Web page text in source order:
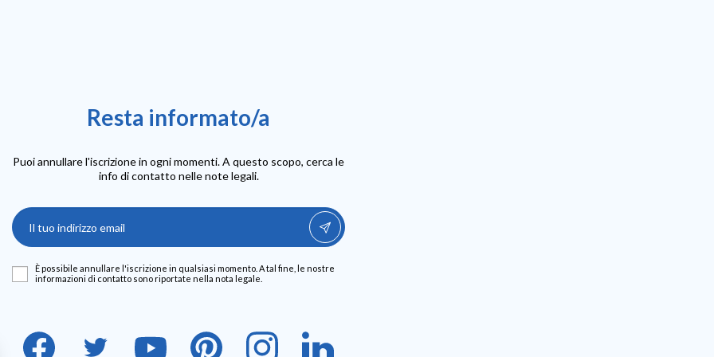
Resta informato/a
Puoi annullare l'iscrizione in ogni momenti. A questo scopo, cerca le
info di contatto nelle note legali.
È possibile annullare l'iscrizione in qualsiasi momento. A tal fine, le nostre
informazioni di contatto sono riportate nella nota legale.